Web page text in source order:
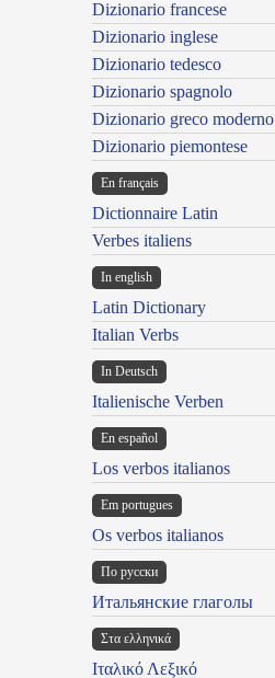
Dizionario francese
Dizionario inglese
Dizionario tedesco
Dizionario spagnolo
Dizionario greco moderno
Dizionario piemontese
En français
Dictionnaire Latin
Verbes italiens
In english
Latin Dictionary
Italian Verbs
In Deutsch
Italienische Verben
En español
Los verbos italianos
Em portugues
Os verbos italianos
По русски
Итальянские глаголы
Στα ελληνικά
Ιταλικό Λεξικό